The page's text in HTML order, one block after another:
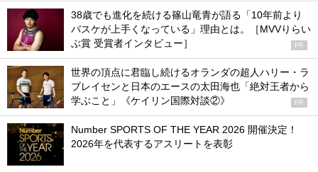
38歳でも進化を続ける篠山竜青が語る「10年前より
バスケが上手くなっている」理由とは。［MVVりらい
ぶ賞 受賞者インタビュー］
PR
世界の頂点に君臨し続けるオランダの超人ハリー・ラ
ブレイセンと日本のエースの太田海也「絶対王者から
学ぶこと」《ケイリン国際対談②》
PR
Number SPORTS OF THE YEAR 2026 開催決定！
2026年を代表するアスリートを表彰